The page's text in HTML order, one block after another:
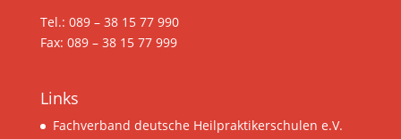
Tel.: 089 – 38 15 77 990
Fax: 089 – 38 15 77 999
Links
Fachverband deutsche Heilpraktikerschulen e.V.